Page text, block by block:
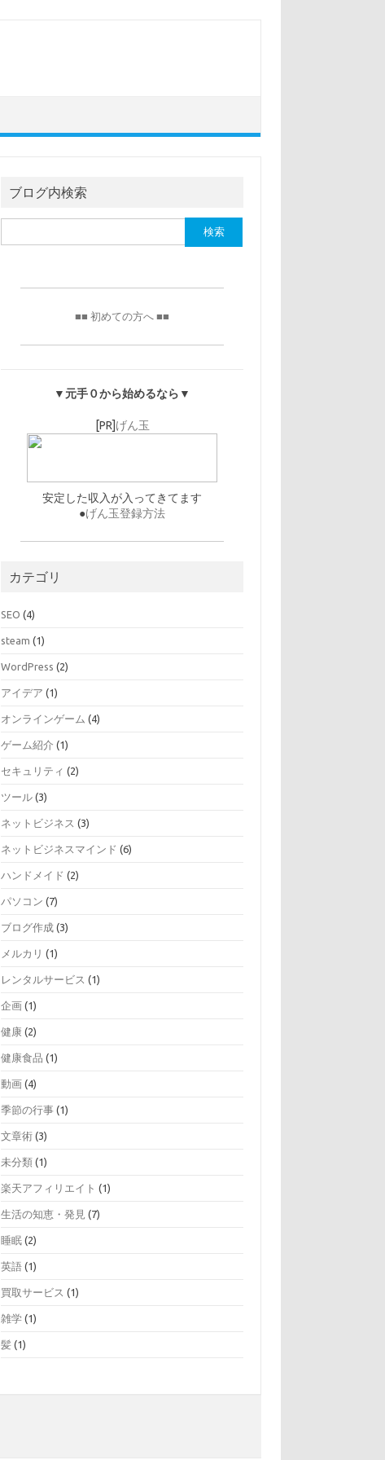
ブログ内検索
索:
■■ 初めての方へ ■■
▼元手０から始めるなら▼
[PR]げん玉
安定した収入が入ってきてます
●げん玉登録方法
カテゴリ
SEO (4)
steam (1)
WordPress (2)
アイデア (1)
オンラインゲーム (4)
ゲーム紹介 (1)
セキュリティ (2)
ツール (3)
ネットビジネス (3)
ネットビジネスマインド (6)
ハンドメイド (2)
パソコン (7)
ブログ作成 (3)
メルカリ (1)
レンタルサービス (1)
企画 (1)
健康 (2)
健康食品 (1)
動画 (4)
季節の行事 (1)
文章術 (3)
未分類 (1)
楽天アフィリエイト (1)
生活の知恵・発見 (7)
睡眠 (2)
英語 (1)
買取サービス (1)
雑学 (1)
髪 (1)